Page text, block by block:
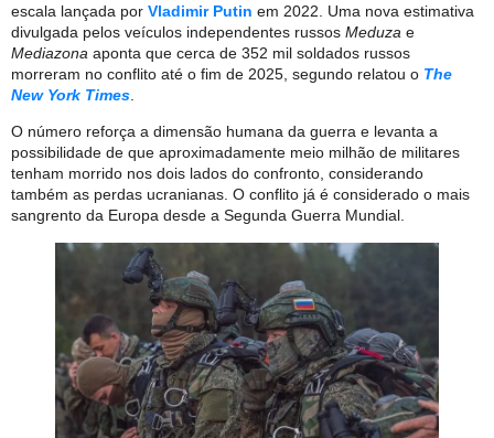
escala lançada por Vladimir Putin em 2022. Uma nova estimativa
divulgada pelos veículos independentes russos Meduza e
Mediazona aponta que cerca de 352 mil soldados russos
morreram no conflito até o fim de 2025, segundo relatou o The
New York Times
O número reforça a dimensão humana da guerra e levanta a
possibilidade de que aproximadamente meio milhão de militares
tenham morrido nos dois lados do confronto, considerando
também as perdas ucranianas. O conflito já é considerado o mais
sangrento da Europa desde a Segunda Guerra Mundial.